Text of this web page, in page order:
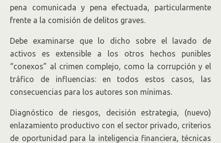
pena comunicada y pena efectuada, particularmente
frente a la comisión de delitos graves.
Debe examinarse que lo dicho sobre el lavado de
activos es extensible a los otros hechos punibles
“conexos” al crimen complejo, como la corrupción y el
tráfico de influencias: en todos estos casos, las
consecuencias para los autores son mínimas.
Diagnóstico de riesgos, decisión estrategia, (nuevo)
enlazamiento productivo con el sector privado, criterios
de oportunidad para la inteligencia financiera, técnicas